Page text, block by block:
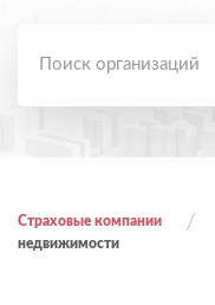
Страховые компании
недвижимости